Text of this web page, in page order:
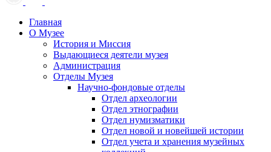
Главная
О Музее
История и Миссия
Выдающиеся деятели музея
Администрация
Отделы Музея
Научно-фондовые отделы
Отдел археологии
Отдел этнографии
Отдел нумизматики
Отдел новой и новейшей истории
Отдел учета и хранения музейных